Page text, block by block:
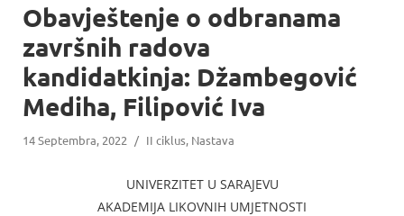
Obavještenje o odbranama
završnih radova
kandidatkinja: Džambegović
Mediha, Filipović Iva
14 Septembra, 2022 / II ciklus, Nastava
UNIVERZITET U SARAJEVU
AKADEMIJA LIKOVNIH UMJETNOSTI